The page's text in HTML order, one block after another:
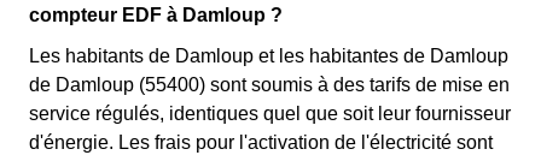
compteur EDF à Damloup ?
Les habitants de Damloup et les habitantes de Damloup
de Damloup (55400) sont soumis à des tarifs de mise en
service régulés, identiques quel que soit leur fournisseur
d'énergie. Les frais pour l'activation de l'électricité sont